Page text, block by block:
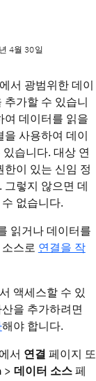
4월 30일
서 광범위한 데이
추가할 수 있습니
여 데이터를 읽을
을 사용하여 데이
습니다. 대상 연
한이 있는 신임 정
그렇지 않으면 데
없습니다.
읽거나 데이터를
스로 연결을 작
액세스할 수 있
을 추가하려면
해야 합니다.
서 연결 페이지 또
> 데이터 소스페